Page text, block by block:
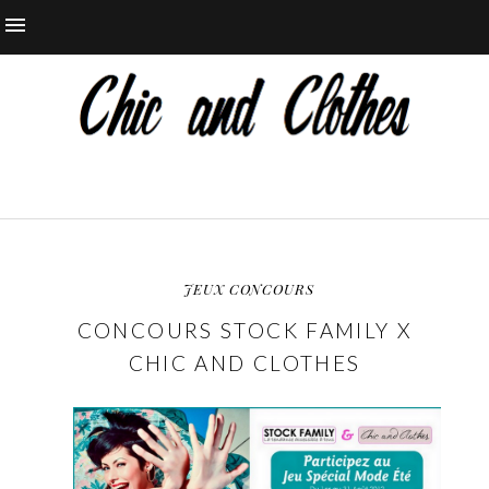
JEUX CONCOURS
CONCOURS STOCK FAMILY X
CHIC AND CLOTHES